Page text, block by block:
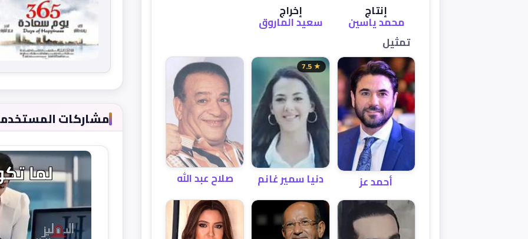
إنتاج
محمد ياسين
إخراج
سعيد الماروق
تمثيل
أحمد عز
★ 7.5
دنيا سمير غانم صلاح عبد الله
مشاركات